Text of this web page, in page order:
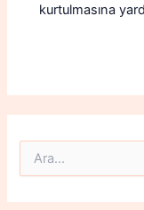
kurtulmasına
r